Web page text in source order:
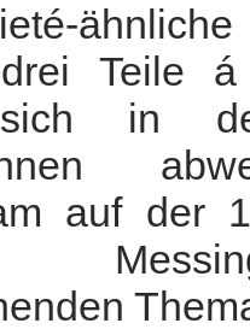
Teile
in
auf der